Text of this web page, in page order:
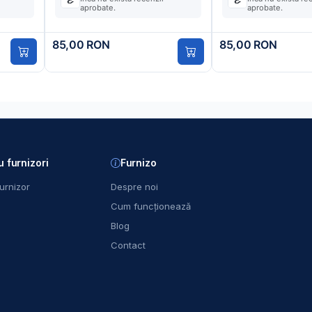
aprobate.
85,00 RON
aprobate.
85,00 RON
furnizori Furnizo
Despre noi
Cum funcționează
Blog
Contact